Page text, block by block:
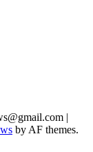
|
by AF themes.